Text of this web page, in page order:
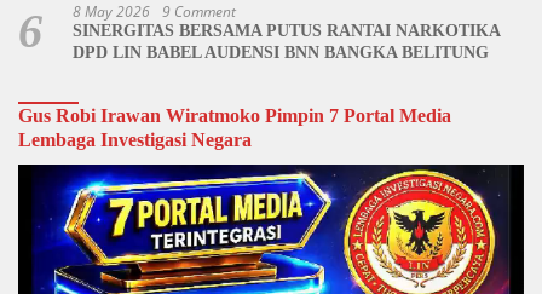
6 8 May 2026 9 Comment
SINERGITAS BERSAMA PUTUS RANTAI NARKOTIKA
DPD LIN BABEL AUDENSI BNN BANGKA BELITUNG
Gus Robi Irawan Wiratmoko Pimpin 7 Portal Media
Lembaga Investigasi Negara
Video
Player